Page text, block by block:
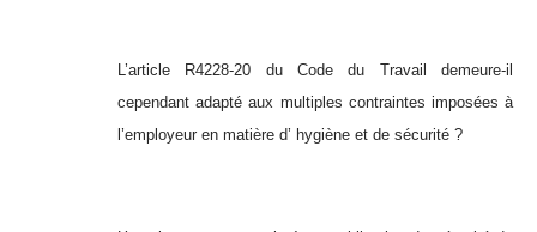
L’article R4228-20 du Code du Travail demeure-il
cependant adapté aux multiples contraintes imposées à
l’employeur en matière d’ hygiène et de sécurité ?